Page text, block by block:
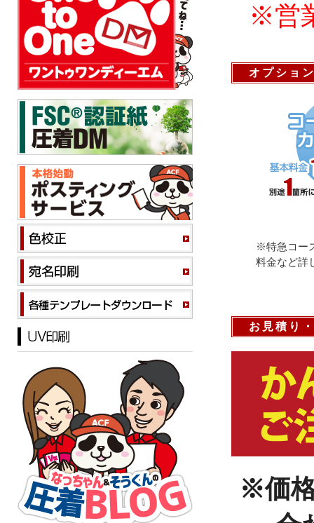
※営
オプショ
※特急コー
料金など詳
お見積り
※価